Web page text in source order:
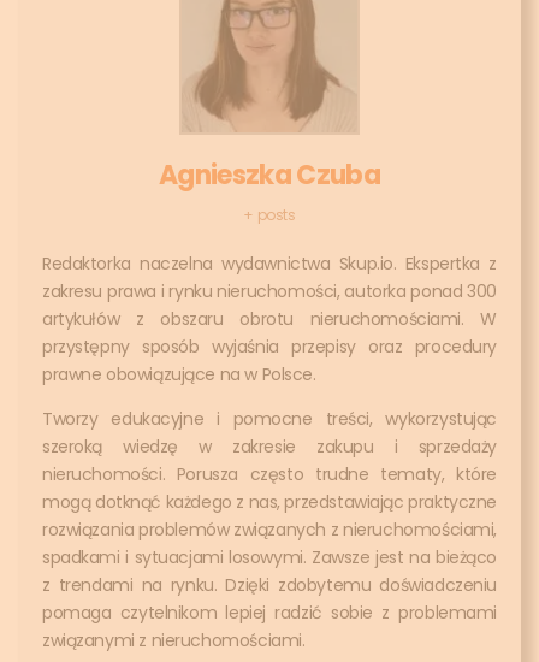
Agnieszka Czuba
+ posts
Redaktorka naczelna wydawnictwa Skup.io. Ekspertka z
zakresu prawa i rynku nieruchomości, autorka ponad 300
artykułów z obszaru obrotu nieruchomościami. W
przystępny sposób wyjaśnia przepisy oraz procedury
prawne obowiązujące na w Polsce.
Tworzy edukacyjne i pomocne treści, wykorzystując
szeroką wiedzę w zakresie zakupu i sprzedaży
nieruchomości. Porusza często trudne tematy, które
mogą dotknąć każdego z nas, przedstawiając praktyczne
rozwiązania problemów związanych z nieruchomościami,
spadkami i sytuacjami losowymi. Zawsze jest na bieżąco
z trendami na rynku. Dzięki zdobytemu doświadczeniu
pomaga czytelnikom lepiej radzić sobie z problemami
związanymi z nieruchomościami.